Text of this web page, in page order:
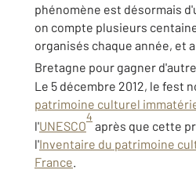
phénomène est désormais
on compte plusieurs
organisés chaque année, et
Bretagne pour gagner
Le 5 décembre 2012, le fest
patrimoine culturel
l'UNESCO
4
après que cette
l'Inventaire du patrimoine
France.